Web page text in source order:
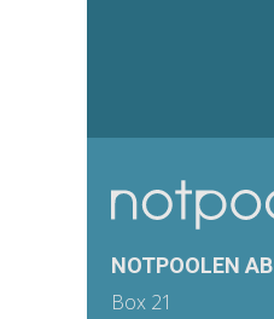
NOTPOOLEN AB
Box 21